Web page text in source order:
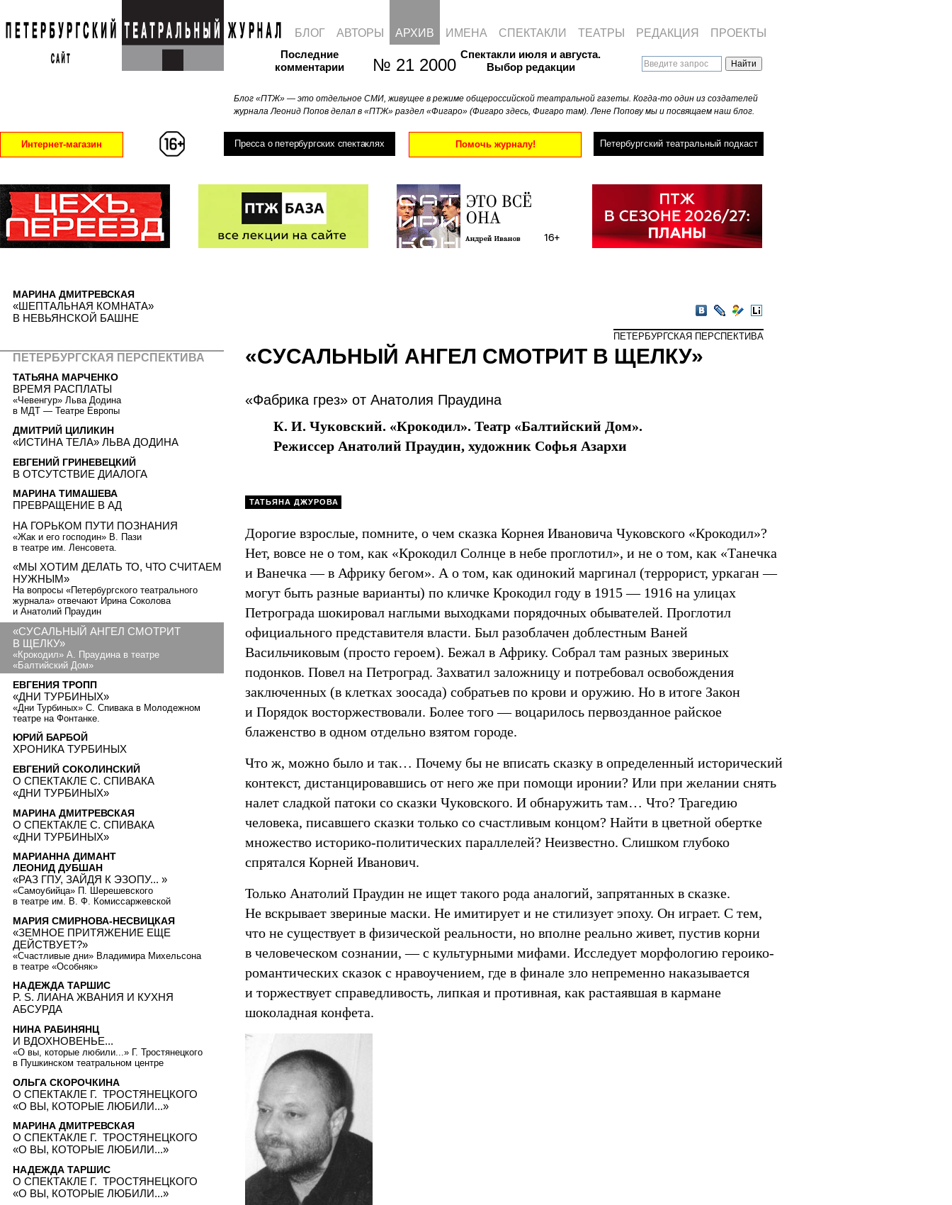
№ 21 2000
Последние
комментарии
Блог «ПТЖ» — это отдельное СМИ, живущее в режиме общероссийской театральной газеты. Когда-то один из создателей
журнала Леонид Попов делал в «ПТЖ» раздел «Фигаро» (Фигаро здесь, Фигаро там). Лене Попову мы и посвящаем наш блог.
Спектакли июля и августа.
Выбор редакции
Интернет-магазин Пресса о петербургских спектаклях Помочь журналу! Петербургский театральный подкаст
БЛОГ АВТОРЫ АРХИВ ИМЕНА СПЕКТАКЛИ ТЕАТРЫ РЕДАКЦИЯ ПРОЕКТЫ
VKontakte
LiveJournal
Мой
LiveInternet
ПЕТЕРБУРГСКАЯ ПЕРСПЕКТИВА
«СУСАЛЬНЫЙ АНГЕЛ СМОТРИТ В ЩЕЛКУ»
«Фабрика грез» от Анатолия Праудина
К. И. Чуковский. «Крокодил». Театр «Балтийский Дом».
Режиссер Анатолий Праудин, художник Софья Азархи
ТАТЬЯНА ДЖУРОВА
Дорогие взрослые, помните, о чем сказка Корнея Ивановича Чуковского «Крокодил»?
Нет, вовсе не о том, как «Крокодил Солнце в небе проглотил», и не о том, как «Танечка
и Ванечка — в Африку бегом». А о том, как одинокий маргинал (террорист, уркаган —
могут быть разные варианты) по кличке Крокодил году в 1915 — 1916 на улицах
Петрограда шокировал наглыми выходками порядочных обывателей. Проглотил
официального представителя власти. Был разоблачен доблестным Ваней
Васильчиковым (просто героем). Бежал в Африку. Собрал там разных звериных
подонков. Повел на Петроград. Захватил заложницу и потребовал освобождения
заключенных (в клетках зоосада) собратьев по крови и оружию. Но в итоге Закон
и Порядок восторжествовали. Более того — воцарилось первозданное райское
блаженство в одном отдельно взятом городе.
Что ж, можно было и так… Почему бы не вписать сказку в определенный исторический
контекст, дистанцировавшись от него же при помощи иронии? Или при желании снять
налет сладкой патоки со сказки Чуковского. И обнаружить там… Что? Трагедию
человека, писавшего сказки только со счастливым концом? Найти в цветной обертке
множество историко-политических параллелей? Неизвестно. Слишком глубоко
спрятался Корней Иванович.
Только Анатолий Праудин не ищет такого рода аналогий, запрятанных в сказке.
Не вскрывает звериные маски. Не имитирует и не стилизует эпоху. Он играет. С тем,
что не существует в физической реальности, но вполне реально живет, пустив корни
в человеческом сознании, — с культурными мифами. Исследует морфологию героико-
романтических сказок с нравоучением, где в финале зло непременно наказывается
и торжествует справедливость, липкая и противная, как растаявшая в кармане
шоколадная конфета.
МАРИНА ДМИТРЕВСКАЯ
«ШЕПТАЛЬНАЯ КОМНАТА»
В НЕВЬЯНСКОЙ БАШНЕ
ПEТЕРБУРГСКАЯ ПЕРСПЕКТИВА
ТАТЬЯНА МАРЧЕНКО
ВРЕМЯ РАСПЛАТЫ
«Чевенгур» Льва Додина
в МДТ — Театре Европы
ДМИТРИЙ ЦИЛИКИН
«ИСТИНА ТЕЛА» ЛЬВА ДОДИНА
ЕВГЕНИЙ ГРИНЕВЕЦКИЙ
В ОТСУТСТВИЕ ДИАЛОГА
МАРИНА ТИМАШЕВА
ПРЕВРАЩЕНИЕ В АД
НА ГОРЬКОМ ПУТИ ПОЗНАНИЯ
«Жак и его господин» В. Пази
в театре им. Ленсовета.
«МЫ ХОТИМ ДЕЛАТЬ ТО, ЧТО СЧИТАЕМ
НУЖНЫМ»
На вопросы «Петербургского театрального
журнала» отвечают Ирина Соколова
и Анатолий Праудин
«СУСАЛЬНЫЙ АНГЕЛ СМОТРИТ
В ЩЕЛКУ»
«Крокодил» А. Праудина в театре
«Балтийский Дом»
ЕВГЕНИЯ ТРОПП
«ДНИ ТУРБИНЫХ»
«Дни Турбиных» С. Спивака в Молодежном
театре на Фонтанке.
ЮРИЙ БАРБОЙ
ХРОНИКА ТУРБИНЫХ
ЕВГЕНИЙ СОКОЛИНСКИЙ
О СПЕКТАКЛЕ С. СПИВАКА
«ДНИ ТУРБИНЫХ»
МАРИНА ДМИТРЕВСКАЯ
О СПЕКТАКЛЕ С. СПИВАКА
«ДНИ ТУРБИНЫХ»
МАРИАННА ДИМАНТ
ЛЕОНИД ДУБШАН
«РАЗ ГПУ, ЗАЙДЯ К ЭЗОПУ... »
«Самоубийца» П. Шерешевского
в театре им. В. Ф. Комиссаржевской
МАРИЯ СМИРНОВА-НЕСВИЦКАЯ
«ЗЕМНОЕ ПРИТЯЖЕНИЕ ЕЩЕ
ДЕЙСТВУЕТ?»
«Счастливые дни» Владимира Михельсона
в театре «Особняк»
НАДЕЖДА ТАРШИС
P. S. ЛИАНА ЖВАНИЯ И КУХНЯ
АБСУРДА
НИНА РАБИНЯНЦ
И ВДОХНОВЕНЬЕ...
«О вы, которые любили...» Г. Тростянецкого
в Пушкинском театральном центре
ОЛЬГА СКОРОЧКИНА
О СПЕКТАКЛЕ Г. ТРОСТЯНЕЦКОГО
«О ВЫ, КОТОРЫЕ ЛЮБИЛИ...»
МАРИНА ДМИТРЕВСКАЯ
О СПЕКТАКЛЕ Г. ТРОСТЯНЕЦКОГО
«О ВЫ, КОТОРЫЕ ЛЮБИЛИ...»
НАДЕЖДА ТАРШИС
О СПЕКТАКЛЕ Г. ТРОСТЯНЕЦКОГО
«О ВЫ, КОТОРЫЕ ЛЮБИЛИ...»